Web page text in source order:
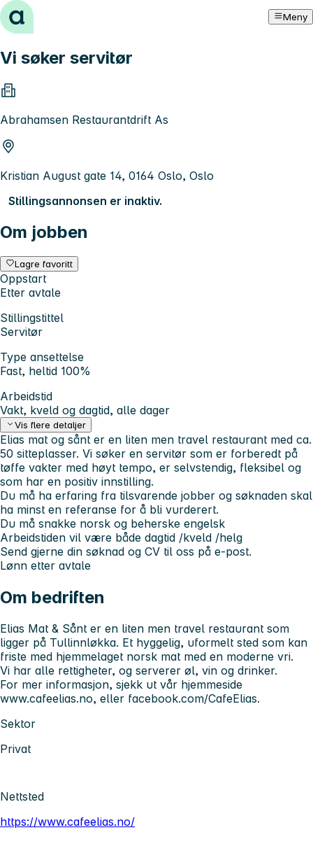
Hopp til innhold Meny
Vi søker servitør
Abrahamsen Restaurantdrift As
Kristian August gate 14, 0164 Oslo, Oslo
Stillingsannonsen er inaktiv.
Om jobben
Lagre favoritt
Oppstart
Etter avtale
Stillingstittel
Servitør
Type ansettelse
Fast, heltid 100%
Arbeidstid
Vakt, kveld og dagtid, alle dager
Vis flere detaljer
Elias mat og sånt er en liten men travel restaurant med ca.
50 sitteplasser. Vi søker en servitør som er forberedt på
tøffe vakter med høyt tempo, er selvstendig, fleksibel og
som har en positiv innstilling.
Du må ha erfaring fra tilsvarende jobber og søknaden skal
ha minst en referanse for å bli vurderert.
Du må snakke norsk og beherske engelsk
Arbeidstiden vil være både dagtid /kveld /helg
Send gjerne din søknad og CV til oss på e-post.
Lønn etter avtale
Om bedriften
Elias Mat & Sånt er en liten men travel restaurant som
ligger på Tullinnløkka. Et hyggelig, uformelt sted som kan
friste med hjemmelaget norsk mat med en moderne vri.
Vi har alle rettigheter, og serverer øl, vin og drinker.
For mer informasjon, sjekk ut vår hjemmeside
www.cafeelias.no, eller facebook.com/CafeElias.
Sektor
Privat
Nettsted
https://www.cafeelias.no/